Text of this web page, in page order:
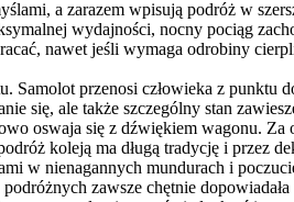
a zarazem wpisują podróż w
wydajności, nocny pociąg
nawet jeśli wymaga odrobiny
przenosi człowieka z punktu
się, ale także szczególny stan
oswaja się z dźwiękiem wagonu. Za
koleją ma długą tradycję i przez
w nienagannych mundurach i
zawsze chętnie